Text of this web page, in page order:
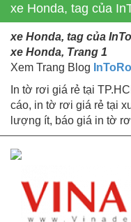
xe Honda, tag của
xe Honda, tag của
xe Honda, Trang 1
Xem Trang Blog
In tờ rơi giá rẻ tại
cáo, in tờ rơi giá rẻ tại
lượng ít, báo giá in tờ